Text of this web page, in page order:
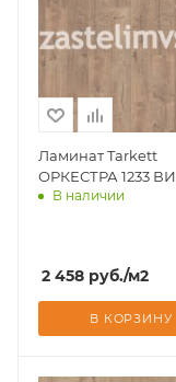
Ламинат Tarkett
ОРКЕСТРА 1233
В наличии
2 458 руб./м2
В КОРЗИНУ